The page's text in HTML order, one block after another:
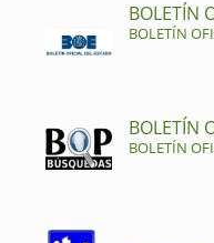
BOLETÍN
BOLETÍN
BOLETÍN
BOLETÍN